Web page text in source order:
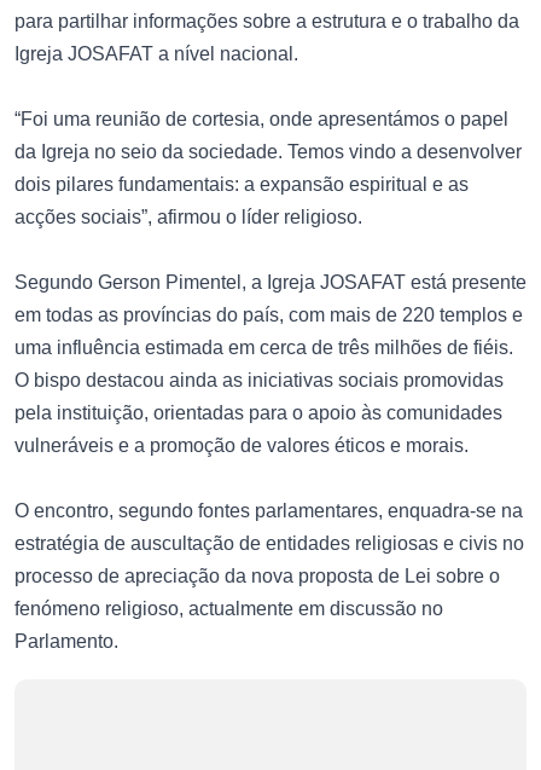
para partilhar informações sobre a estrutura e o trabalho da
Igreja JOSAFAT a nível nacional.
“Foi uma reunião de cortesia, onde apresentámos o papel
da Igreja no seio da sociedade. Temos vindo a desenvolver
dois pilares fundamentais: a expansão espiritual e as
acções sociais”, afirmou o líder religioso.
Segundo Gerson Pimentel, a Igreja JOSAFAT está presente
em todas as províncias do país, com mais de 220 templos e
uma influência estimada em cerca de três milhões de fiéis.
O bispo destacou ainda as iniciativas sociais promovidas
pela instituição, orientadas para o apoio às comunidades
vulneráveis e a promoção de valores éticos e morais.
O encontro, segundo fontes parlamentares, enquadra-se na
estratégia de auscultação de entidades religiosas e civis no
processo de apreciação da nova proposta de Lei sobre o
fenómeno religioso, actualmente em discussão no
Parlamento.